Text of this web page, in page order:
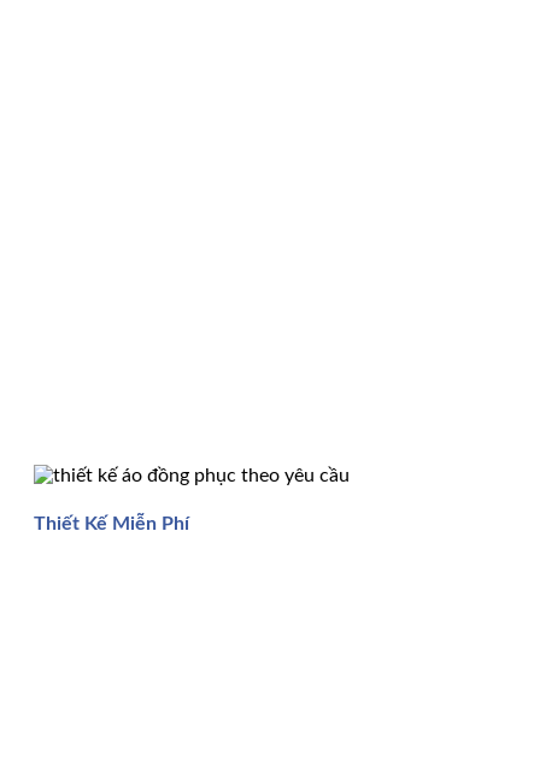
Thiết Kế Miễn Phí